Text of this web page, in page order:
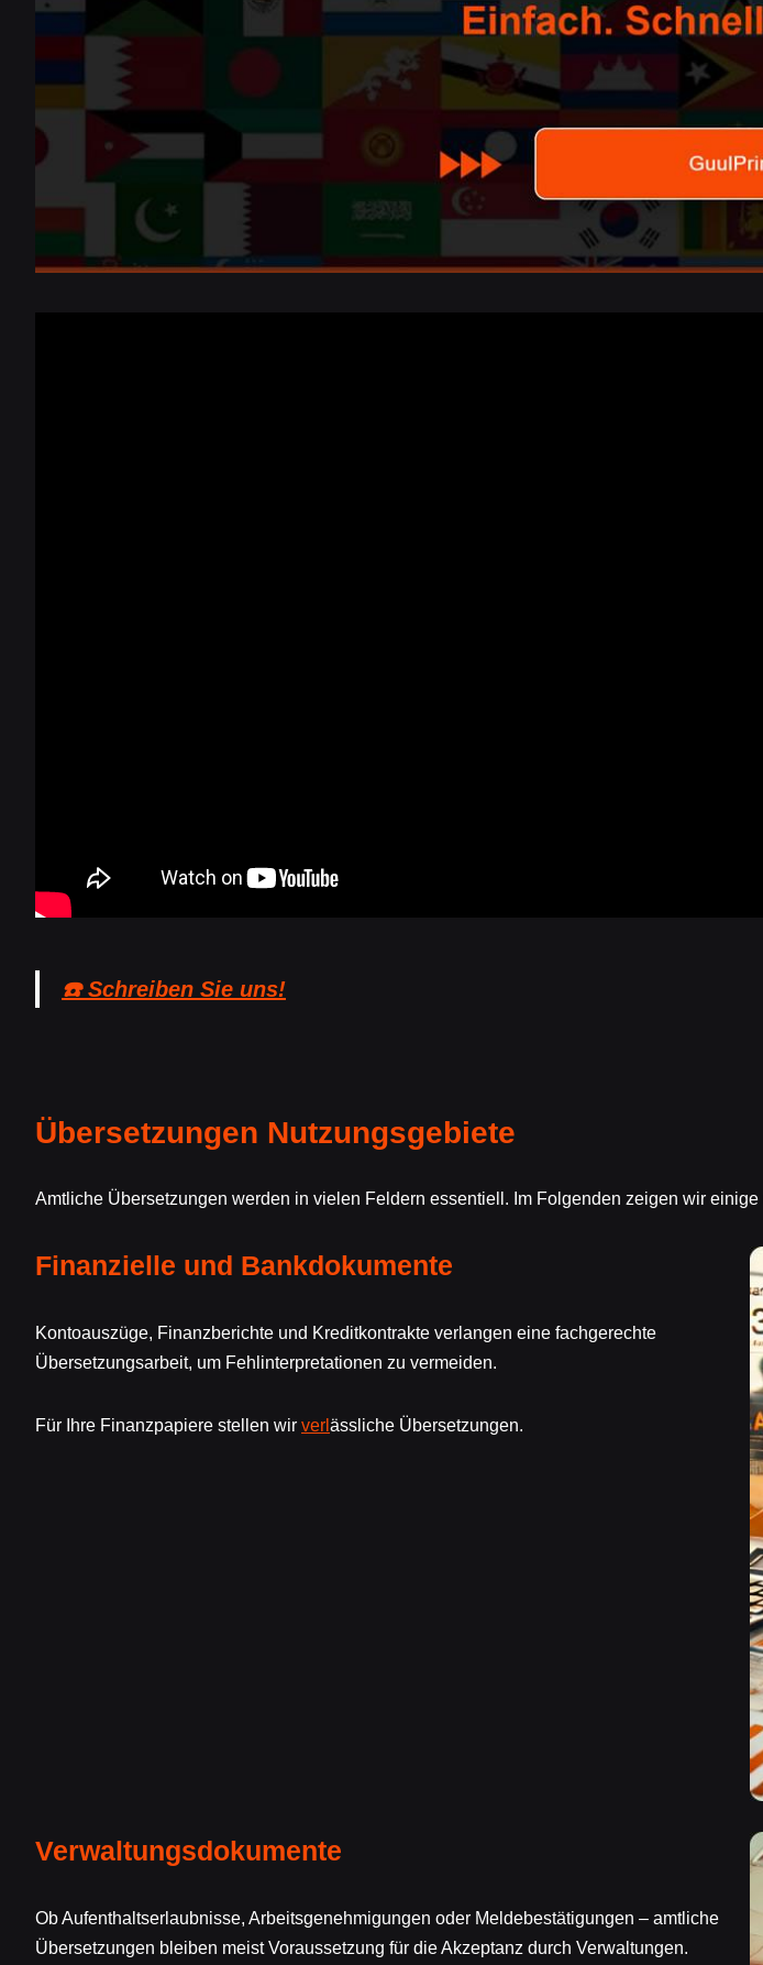
☎️ Schreiben Sie uns!
Übersetzungen Nutzungsgebiete
Amtliche Übersetzungen werden in vielen Feldern essentiell. Im Folgenden zeigen wir
Finanzielle und Bankdokumente
Kontoauszüge, Finanzberichte und Kreditkontrakte verlangen eine fachgerechte
Übersetzungsarbeit, um Fehlinterpretationen zu vermeiden.
Für Ihre Finanzpapiere stellen wir verl ässliche Übersetzungen.
Verwaltungsdokumente
Ob Aufenthaltserlaubnisse, Arbeitsgenehmigungen oder Meldebestätigungen – amtliche
Übersetzungen bleiben meist Voraussetzung für die Akzeptanz durch Verwaltungen.